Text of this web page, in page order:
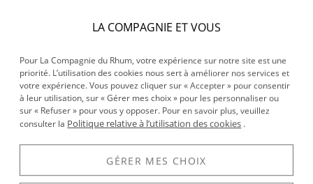
Cuba
Degré :32°
DÉCOUVERTE
Voir tous les produits :Conde de Cuba
LA COMPAGNIE ET VOUS
Pour La Compagnie du Rhum, votre expérience sur notre site est une
priorité. L’utilisation des cookies nous sert à améliorer nos services et
votre expérience. Vous pouvez cliquer sur « Accepter » pour consentir
à leur utilisation, sur « Gérer mes choix » pour les personnaliser ou
sur « Refuser » pour vous y opposer. Pour en savoir plus, veuillez
consulter la Politique relative à l’utilisation des cookies .
GÉRER MES CHOIX